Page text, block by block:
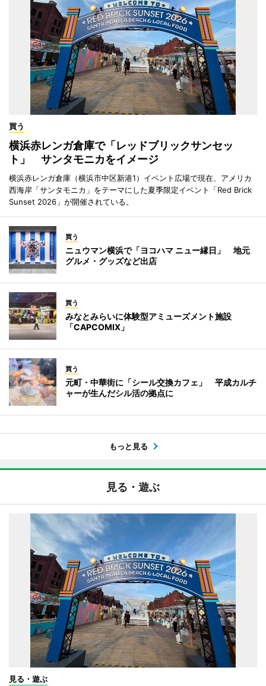
買う
横浜赤レンガ倉庫で「レッドブリックサンセッ
ト」 サンタモニカをイメージ
横浜赤レンガ倉庫（横浜市中区新港1）イベント広場で現在、アメリカ
西海岸「サンタモニカ」をテーマにした夏季限定イベント「Red Brick
Sunset 2026」が開催されている。
買う
ニュウマン横浜で「ヨコハマ ニュー縁日」 地元
グルメ・グッズなど出店
買う
みなとみらいに体験型アミューズメント施設
「CAPCOMIX」
買う
元町・中華街に「シール交換カフェ」 平成カルチ
ャーが生んだシル活の拠点に
もっと見る
見る・遊ぶ
見る・遊ぶ